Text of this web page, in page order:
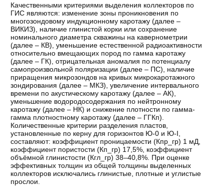
Качественными критериями выделения коллекторов по
ГИС являются: изменение зоны проникновения по
многозондовому индукционному каротажу (далее –
ВИКИЗ), наличие глинистой корки или сохранение
номинального диаметра скважины на кавернометрии
(далее – КВ), уменьшение естественной радиоактивности
относительно вмещающих пород по гамма каротажу
(далее – ГК), отрицательная аномалия по потенциалу
самопроизвольной поляризации (далее – ПС), наличие
приращения микрозондов на кривых микрокаротажного
зондирования (далее – МКЗ), увеличение интервального
времени по акустическому каротажу (далее – АК),
уменьшение водородосодержания по нейтронному
каротажу (далее – НК) и снижение плотности по гамма-
гамма плотностному каротажу (далее – ГГКп).
Количественные критерии разделения пластов,
установленные по керну для горизонтов Ю-0 и Ю-I,
составляют: коэффициент проницаемости (Кпр_гр) 1 мД,
коэффициент пористости (Кп_гр) 17,5%, коэффициент
объёмной глинистости (Кгл_гр) 38–40,8%. При оценке
эффективных толщин из общей толщины выделенных
коллекторов исключались глинистые, плотные и углистые
прослои.